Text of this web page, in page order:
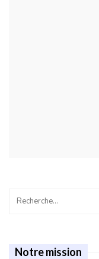
Notre mission